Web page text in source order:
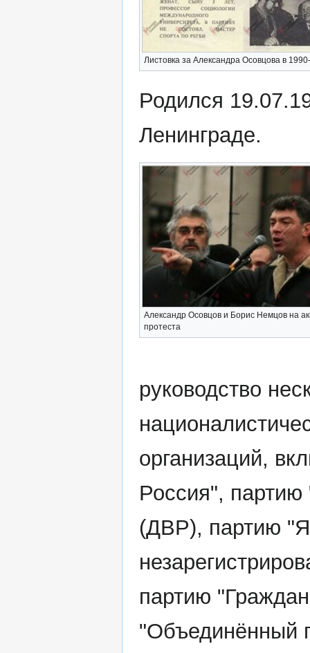
Листовка за Александра Осовцова в
Родился
Ленинграде.
Александр Осовцов и Борис Немцов на
протеста
руководство
организаций,
Россия",
(ДВР), партию
партию
"Объединённый